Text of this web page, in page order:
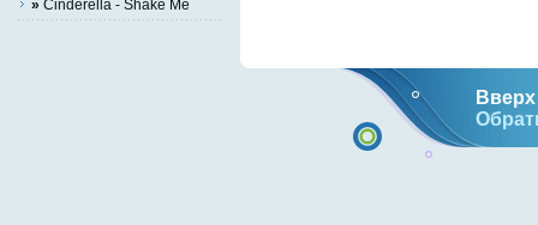
» Cinderella - Shake Me
Вверх